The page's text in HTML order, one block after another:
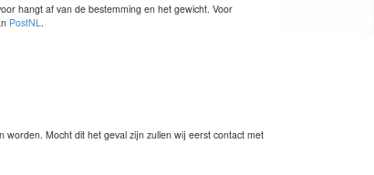
hangt af van de bestemming en het gewicht. Voor
PostNL
Mocht dit het geval zijn zullen wij eerst contact met